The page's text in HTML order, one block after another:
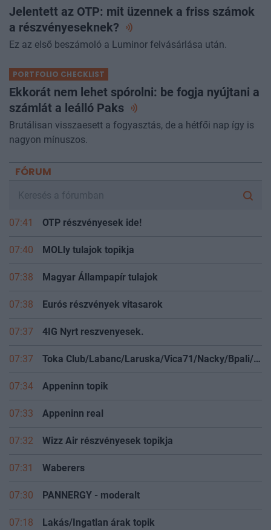
Jelentett az OTP: mit üzennek a friss számok
a részvényeseknek?
Ez az első beszámoló a Luminor felvásárlása után.
PORTFOLIO CHECKLIST
Ekkorát nem lehet spórolni: be fogja nyújtani a
számlát a leálló Paks
Brutálisan visszaesett a fogyasztás, de a hétfői nap így is
nagyon mínuszos.
FÓRUM
07:41 OTP részvényesek ide!
07:40 MOLly tulajok topikja
07:38 Magyar Állampapír tulajok
07:38 Eurós részvények vitasarok
07:37 4IG Nyrt reszvenyesek.
07:37 Toka Club/Labanc/Laruska/Vica71/Nacky/Bpali/Oldrider/Josefernando/Mcbull/Kawaszabi
07:34 Appeninn topik
07:33 Appeninn real
07:32 Wizz Air részvényesek topikja
07:31 Waberers
07:30 PANNERGY - moderalt
07:18 Lakás/Ingatlan árak topik